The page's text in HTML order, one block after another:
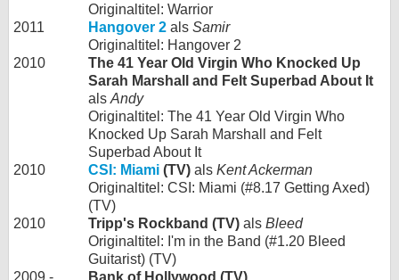
Originaltitel: Warrior
2011
Hangover 2 als Samir
Originaltitel: Hangover 2
2010
The 41 Year Old Virgin Who Knocked Up
Sarah Marshall and Felt Superbad About It
als Andy
Originaltitel: The 41 Year Old Virgin Who
Knocked Up Sarah Marshall and Felt
Superbad About It
2010
CSI: Miami (TV) als Kent Ackerman
Originaltitel: CSI: Miami (#8.17 Getting Axed)
(TV)
2010
Tripp's Rockband (TV) als Bleed
Originaltitel: I'm in the Band (#1.20 Bleed
Guitarist) (TV)
2009 -
Bank of Hollywood (TV)